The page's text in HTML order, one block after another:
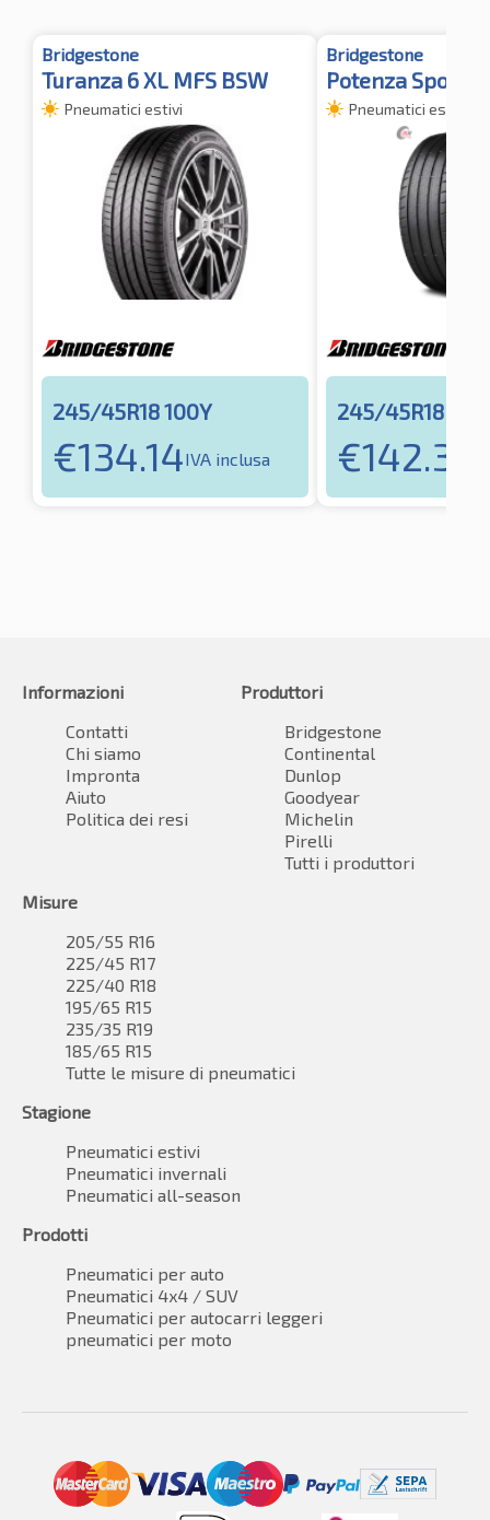
Bridgestone
Turanza 6 XL MFS BSW
Pneumatici estivi
245/45R18 100Y
€134.14IVA inclusa
Bridgestone
Potenza Sport
Pneumatici estivi
245/45R18
€142.34
Informazioni
Contatti
Chi siamo
Impronta
Aiuto
Politica dei resi
Produttori
Bridgestone
Continental
Dunlop
Goodyear
Michelin
Pirelli
Tutti i produttori
Misure
205/55 R16
225/45 R17
225/40 R18
195/65 R15
235/35 R19
185/65 R15
Tutte le misure di pneumatici
Stagione
Pneumatici estivi
Pneumatici invernali
Pneumatici all-season
Prodotti
Pneumatici per auto
Pneumatici 4x4 / SUV
Pneumatici per autocarri leggeri
pneumatici per moto